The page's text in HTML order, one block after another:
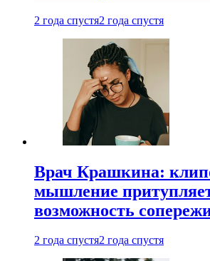
2 года спустя2 года спустя
Врач Крашкина:
мышление
возможность
2 года спустя2 года спустя